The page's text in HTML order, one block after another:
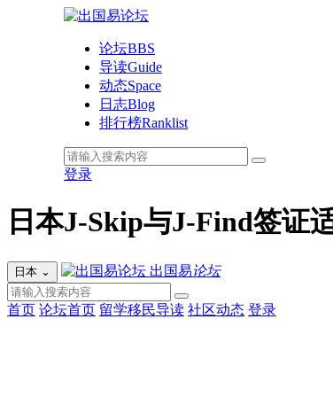
论坛BBS
导读Guide
动态Space
日志Blog
排行榜Ranklist
登录
日本J-Skip与J-Find签证
日本 ⌄ 出国易论坛
首页 论坛首页 留学移民导读 社区动态 登录